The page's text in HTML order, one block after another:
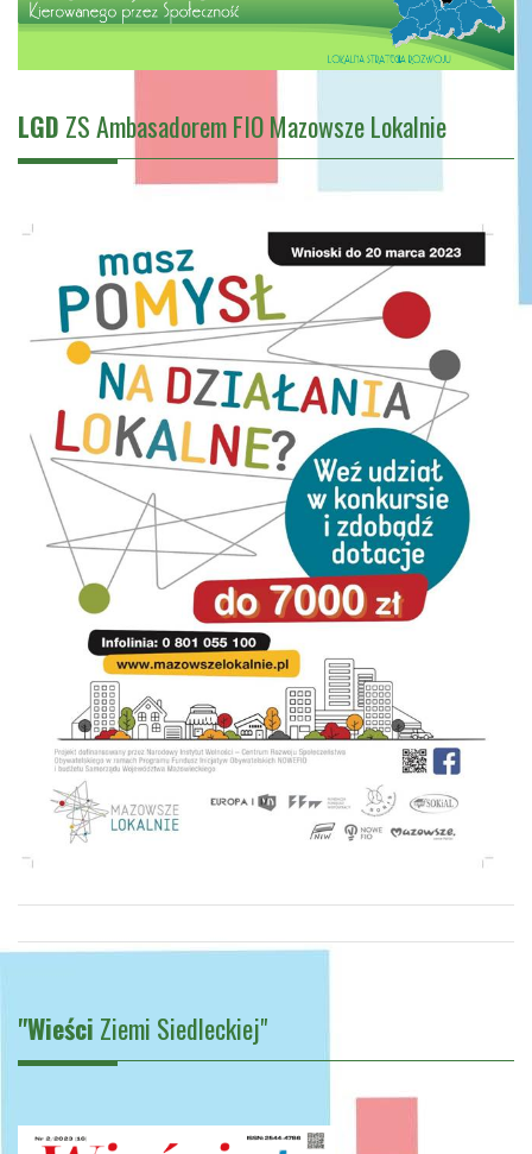
LGD ZS Ambasadorem FIO Mazowsze Lokalnie
"Wieści Ziemi Siedleckiej"